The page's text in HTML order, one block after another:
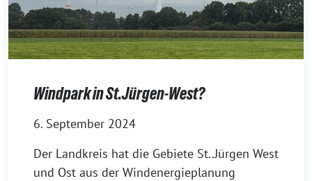
Windpark in St.Jürgen-West?
6. September 2024
Der Landkreis hat die Gebiete St..Jürgen West
und Ost aus der Windenergieplanung